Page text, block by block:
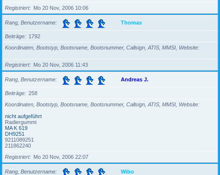
Registriert
Mo 20 Nov, 2006 10:06
Rang, Benutzername Thomas
Beiträge
1792
Koordinaten, Bootstyp, Bootsname, Bootsnummer, Callsign, ATIS, MMSI, Website
Registriert Mo 20 Nov, 2006 11:43
Rang, Benutzername Andreas J.
Beiträge
258
Koordinaten, Bootstyp, Bootsname, Bootsnummer, Callsign, ATIS, MMSI, Website
nicht aufgeführt
Radiergummi
MA K 619
DH9251
9211089251
211862240
Registriert
Mo 20 Nov, 2006 22:07
Rang, Benutzername Wibo